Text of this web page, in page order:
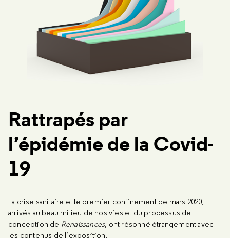
Rattrapés par
l’épidémie de la Covid-
19
La crise sanitaire et le premier confinement de mars 2020,
arrivés au beau milieu de nos vies et du processus de
conception de Renaissances, ont résonné étrangement avec
les contenus de l’exposition.